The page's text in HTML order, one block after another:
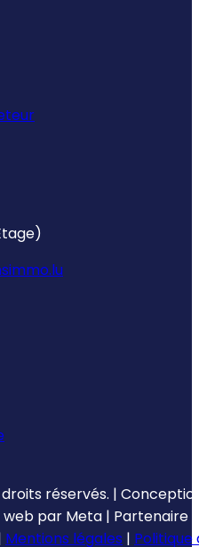
droits réservés. |
par Meta | Partenaire
Mentions légales | Politique